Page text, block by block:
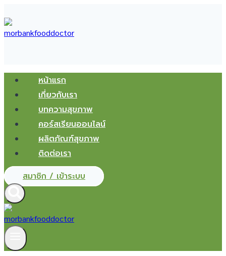
to
content
หน้าแรก
เกี่ยวกับเรา
บทความสุขภาพ
คอร์สเรียนออนไลน์
ผลิตภัณฑ์สุขภาพ
ติดต่อเรา
สมาชิก / เข้าระบบ